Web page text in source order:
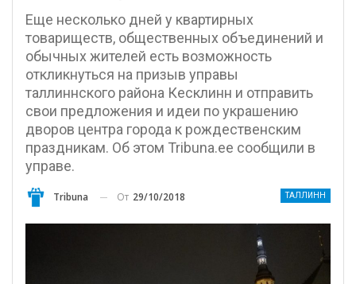
Еще несколько дней у квартирных
товариществ, общественных объединений и
обычных жителей есть возможность
откликнуться на призыв управы
таллиннского района Кесклинн и отправить
свои предложения и идеи по украшению
дворов центра города к рождественским
праздникам. Об этом Tribuna.ee сообщили в
управе.
ТАЛЛИНН
Tribuna От 29/10/2018